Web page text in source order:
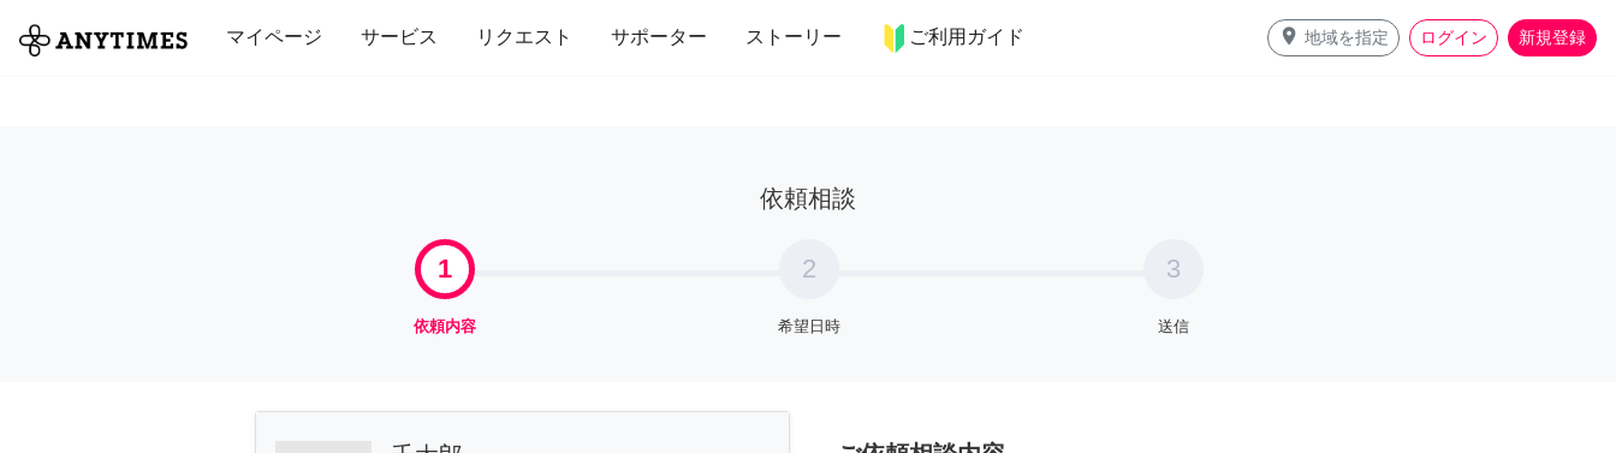
マイページ サービス リクエスト サポーター ストーリー ご利用ガイド place 地域を指定 ログイン 新規登録
全て 修理・組立 家事 引っ越し インテリア 趣味・習い事 ペット 料理
依頼相談
1
依頼内容
2
希望日時
3
送信